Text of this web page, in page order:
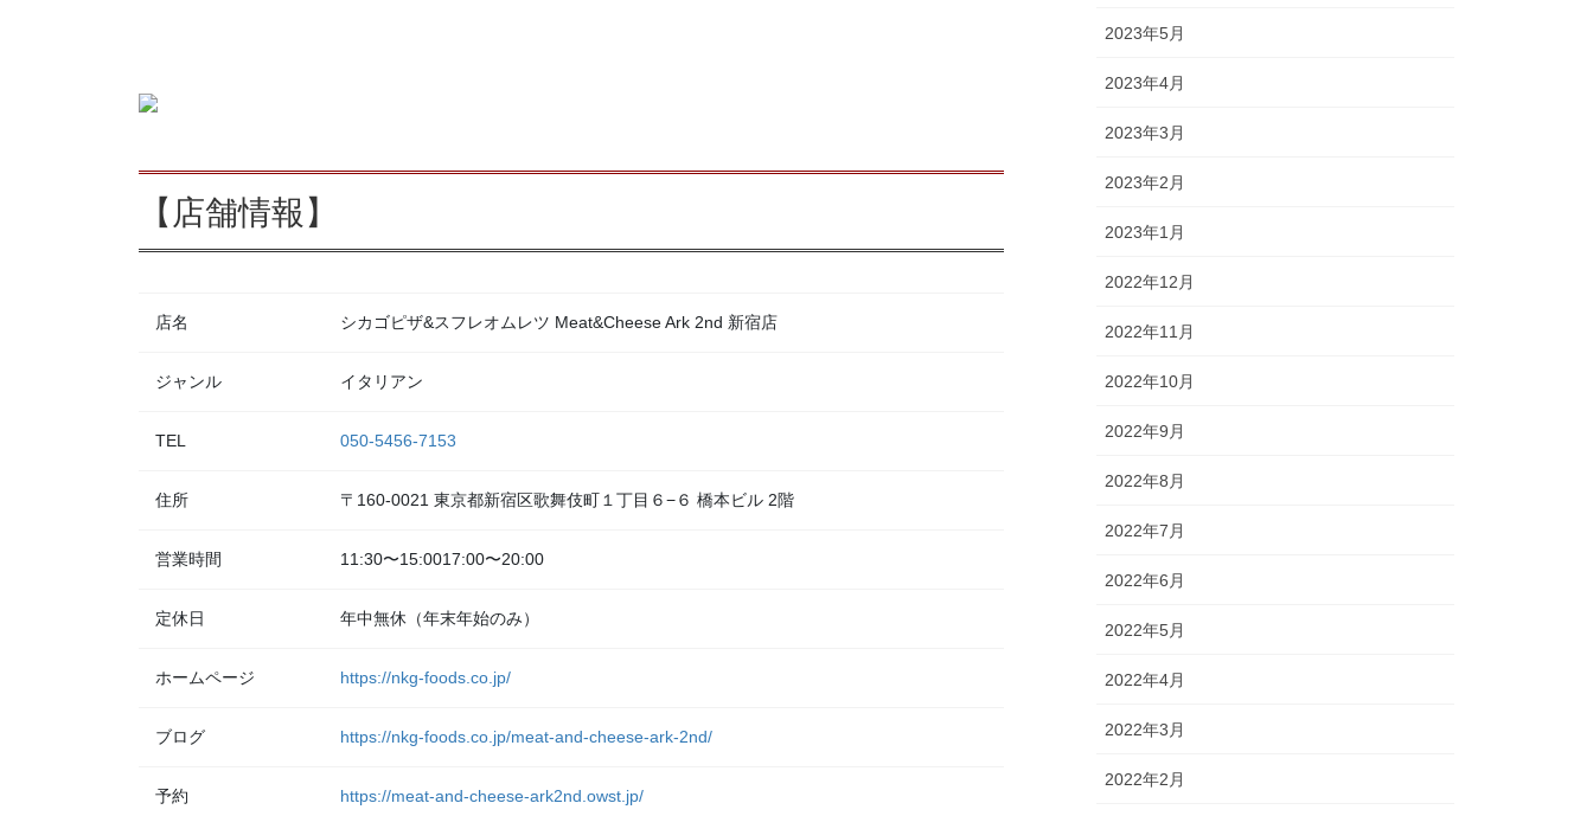
【店舗情報】
店名 シカゴピザ&スフレオムレツ Meat&Cheese Ark 2nd 新宿店
ジャンル イタリアン
TEL 050-5456-7153
住所 〒160-0021 東京都新宿区歌舞伎町１丁目６−６ 橋本ビル 2階
営業時間 11:30〜15:0017:00〜20:00
定休日 年中無休（年末年始のみ）
ホームページ https://nkg-foods.co.jp/
ブログ https://nkg-foods.co.jp/meat-and-cheese-ark-2nd/
予約 https://meat-and-cheese-ark2nd.owst.jp/
2023年5月
2023年4月
2023年3月
2023年2月
2023年1月
2022年12月
2022年11月
2022年10月
2022年9月
2022年8月
2022年7月
2022年6月
2022年5月
2022年4月
2022年3月
2022年2月